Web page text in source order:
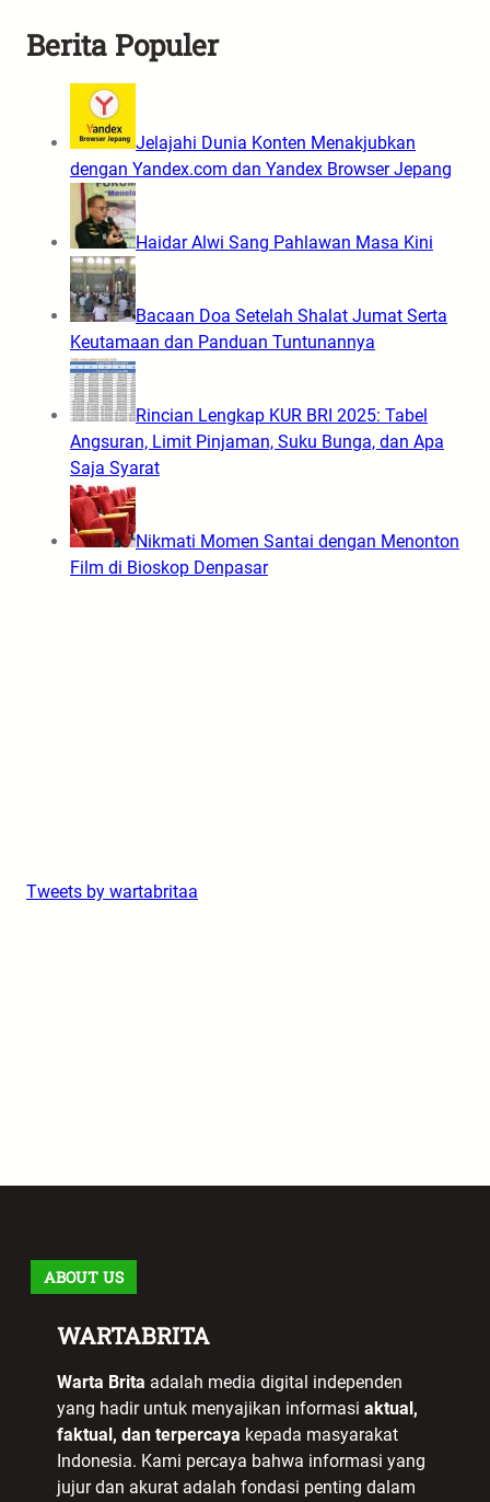
Berita Populer
Jelajahi Dunia Konten Menakjubkan
dengan Yandex.com dan Yandex Browser Jepang
Haidar Alwi Sang Pahlawan Masa Kini
Bacaan Doa Setelah Shalat Jumat Serta
Keutamaan dan Panduan Tuntunannya
Rincian Lengkap KUR BRI 2025: Tabel
Angsuran, Limit Pinjaman, Suku Bunga, dan Apa
Saja Syarat
Nikmati Momen Santai dengan Menonton
Film di Bioskop Denpasar
Tweets by wartabritaa
ABOUT US
WARTABRITA
Warta Brita adalah media digital independen
yang hadir untuk menyajikan informasi aktual,
faktual, dan terpercaya kepada masyarakat
Indonesia. Kami percaya bahwa informasi yang
jujur dan akurat adalah fondasi penting dalam